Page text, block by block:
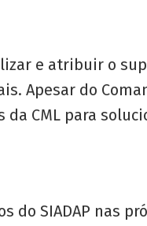
e atribuir o
Apesar do
CML para
do SIADAP nas